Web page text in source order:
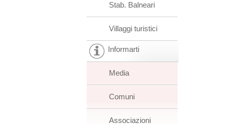
Stab. Balneari
Villaggi turistici
Informarti
Media
Comuni
Associazioni